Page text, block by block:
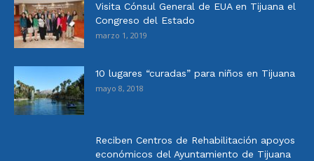
Visita Cónsul General de EUA en Tijuana el
Congreso del Estado
marzo 1, 2019
10 lugares “curadas” para niños en Tijuana
mayo 8, 2018
Reciben Centros de Rehabilitación apoyos
económicos del Ayuntamiento de Tijuana